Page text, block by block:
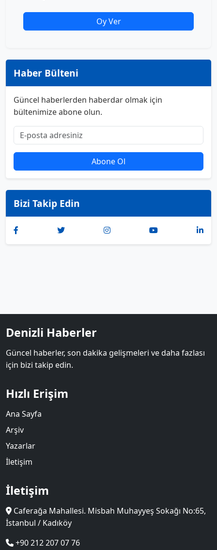
Oy Ver
Haber Bülteni
Güncel haberlerden haberdar olmak için
bültenimize abone olun.
Abone Ol
Bizi Takip Edin
Denizli Haberler
Güncel haberler, son dakika gelişmeleri ve daha fazlası
için bizi takip edin.
Hızlı Erişim
Ana Sayfa
Arşiv
Yazarlar
İletişim
İletişim
Caferağa Mahallesi. Misbah Muhayyeş Sokağı No:65,
İstanbul / Kadıköy
+90 212 207 07 76